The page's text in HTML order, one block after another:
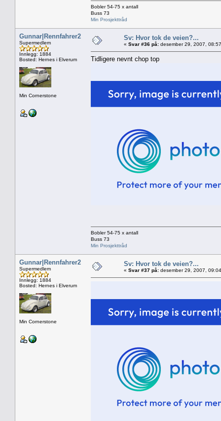
Bobler 54-75 x antall
Buss 73
Min Prosjekttråd
Gunnar|Rennfahrer2
Supermedlem
Innlegg: 1884
Bosted: Hernes i Elverum
Min Cornerstone
Sv: Hvor tok de veien?...
« Svar #36 på: desember 29, 2007,
Tidligere nevnt chop top
Bobler 54-75 x antall
Buss 73
Min Prosjekttråd
Gunnar|Rennfahrer2
Supermedlem
Innlegg: 1884
Bosted: Hernes i Elverum
Min Cornerstone
Sv: Hvor tok de veien?...
« Svar #37 på: desember 29, 2007,